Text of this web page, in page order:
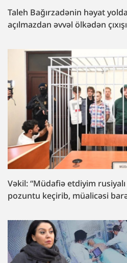
Taleh Bağırzadənin həyat
açılmazdan əvvəl ölkədən
Vəkil: “Müdafiə etdiyim
pozuntu keçirib, müalicəsi